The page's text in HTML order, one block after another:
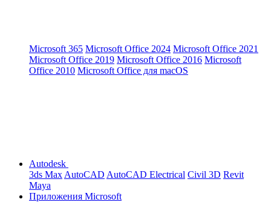
Microsoft 365 Microsoft Office 2024 Microsoft Office 2021
Microsoft Office 2019 Microsoft Office 2016 Microsoft
Office 2010 Microsoft Office для macOS
Autodesk
3ds Max AutoCAD AutoCAD Electrical Civil 3D Revit
Maya
Приложения Microsoft